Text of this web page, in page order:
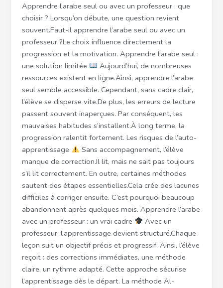
Apprendre l’arabe seul ou avec un professeur : que
choisir ? Lorsqu’on débute, une question revient
souvent.Faut-il apprendre l’arabe seul ou avec un
professeur ?Le choix influence directement la
progression et la motivation. Apprendre l’arabe seul :
une solution limitée
Aujourd’hui, de nombreuses
ressources existent en ligne.Ainsi, apprendre l’arabe
seul semble accessible. Cependant, sans cadre clair,
l’élève se disperse vite.De plus, les erreurs de lecture
passent souvent inaperçues. Par conséquent, les
mauvaises habitudes s’installent.À long terme, la
progression ralentit fortement. Les risques de l’auto-
apprentissage
Sans accompagnement, l’élève
manque de correction.Il lit, mais ne sait pas toujours
s’il lit correctement. En outre, certaines méthodes
sautent des étapes essentielles.Cela crée des lacunes
difficiles à corriger ensuite. C’est pourquoi beaucoup
abandonnent après quelques mois. Apprendre l’arabe
avec un professeur : un vrai cadre
Avec un
professeur, l’apprentissage devient structuré.Chaque
leçon suit un objectif précis et progressif. Ainsi, l’élève
reçoit : des corrections immédiates, une méthode
claire, un rythme adapté. Cette approche sécurise
l’apprentissage dès le départ. La méthode Al-